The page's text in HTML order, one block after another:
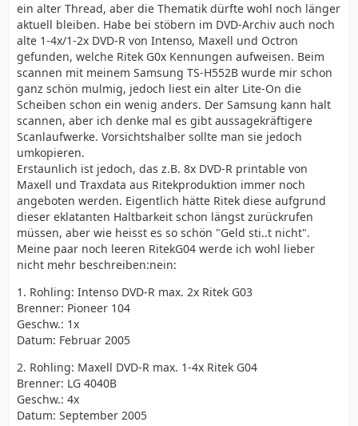
ein alter Thread, aber die Thematik dürfte wohl noch länger
aktuell bleiben. Habe bei stöbern im DVD-Archiv auch noch
alte 1-4x/1-2x DVD-R von Intenso, Maxell und Octron
gefunden, welche Ritek G0x Kennungen aufweisen. Beim
scannen mit meinem Samsung TS-H552B wurde mir schon
ganz schön mulmig, jedoch liest ein alter Lite-On die
Scheiben schon ein wenig anders. Der Samsung kann halt
scannen, aber ich denke mal es gibt aussagekräftigere
Scanlaufwerke. Vorsichtshalber sollte man sie jedoch
umkopieren.
Erstaunlich ist jedoch, das z.B. 8x DVD-R printable von
Maxell und Traxdata aus Ritekproduktion immer noch
angeboten werden. Eigentlich hätte Ritek diese aufgrund
dieser eklatanten Haltbarkeit schon längst zurückrufen
müssen, aber wie heisst es so schön "Geld sti..t nicht".
Meine paar noch leeren RitekG04 werde ich wohl lieber
nicht mehr beschreiben:nein:
1. Rohling: Intenso DVD-R max. 2x Ritek G03
Brenner: Pioneer 104
Geschw.: 1x
Datum: Februar 2005
2. Rohling: Maxell DVD-R max. 1-4x Ritek G04
Brenner: LG 4040B
Geschw.: 4x
Datum: September 2005